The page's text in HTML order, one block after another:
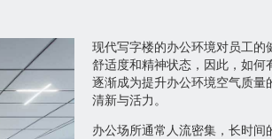
现代写字楼的办公环境对员工的
舒适度和精神状态，因此，如
逐渐成为提升办公环境空气质量
清新与活力。
办公场所通常人流密集，长时